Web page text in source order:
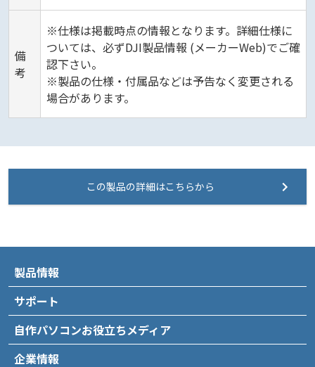
備
考
※仕様は掲載時点の情報となります。詳細仕様に
ついては、必ずDJI製品情報 (メーカーWeb)でご確
認下さい。
※製品の仕様・付属品などは予告なく変更される
場合があります。
この製品の詳細はこちらから
製品情報
サポート
自作パソコンお役立ちメディア
企業情報